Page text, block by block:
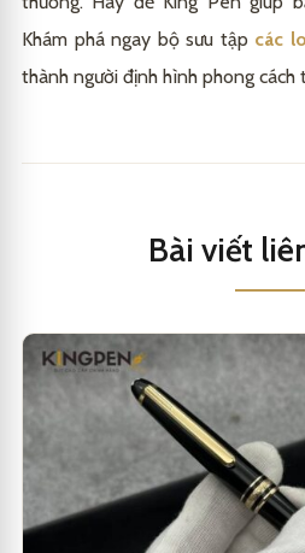
Khám phá ngay bộ sưu tập các
thành người định hình phong cách
Bài viết